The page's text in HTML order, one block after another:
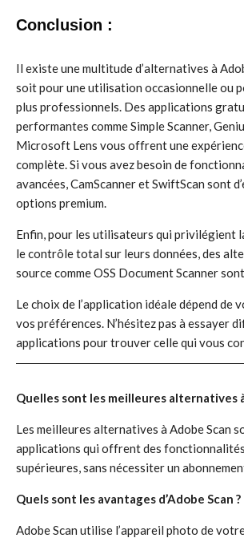
Conclusion :
Il existe une multitude d’alternatives à
soit pour une utilisation occasionnelle ou
plus professionnels. Des applications
performantes comme Simple Scanner,
Microsoft Lens vous offrent une
complète. Si vous avez besoin de
avancées, CamScanner et SwiftScan sont
options premium.
Enfin, pour les utilisateurs qui privilégient
le contrôle total sur leurs données, des
source comme OSS Document Scanner
Le choix de l’application idéale dépend de
vos préférences. N’hésitez pas à essayer
applications pour trouver celle qui vous
Quelles sont les meilleures alternatives
Les meilleures alternatives à Adobe Scan
applications qui offrent des
supérieures, sans nécessiter un
Quels sont les avantages d’Adobe Scan ?
Adobe Scan utilise l’appareil photo de